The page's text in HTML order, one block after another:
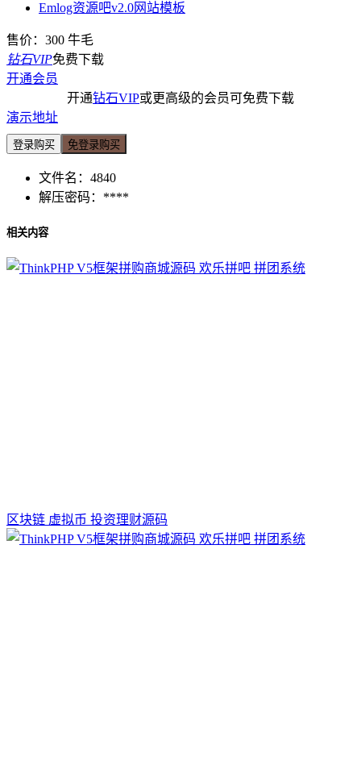
Emlog资源吧v2.0网站模板
售价： 300 牛毛
钻石VIP免费下载
开通会员
开通钻石VIP或更高级的会员可免费下载
演示地址
登录购买 免登录购买
文件名： 4840
解压密码： ****
相关内容
区块链 虚拟币 投资理财源码